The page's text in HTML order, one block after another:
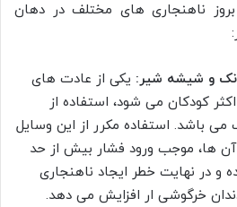
ناهنجاری های مختلف در دهان
و شیشه شیر: یکی از عادت های
کودکان می شود، استفاده از
باشد. استفاده مکرر از این وسایل
ها، موجب ورود فشار بیش از حد
و در نهایت خطر ایجاد ناهنجاری
خرگوشی ار افزایش می دهد.